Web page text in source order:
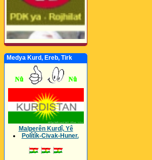
Medya Kurd, Ereb, Tirk
Malperên Kurdî, Yê
Polîtîk-Civak-Huner.